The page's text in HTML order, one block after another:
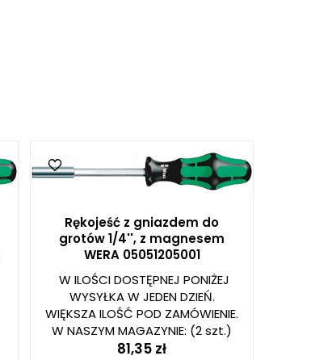
Rękojeść z gniazdem do
grotów 1/4'', z magnesem
WERA 05051205001
W ILOŚCI DOSTĘPNEJ PONIŻEJ
WYSYŁKA W JEDEN DZIEŃ.
WIĘKSZA ILOŚĆ POD ZAMÓWIENIE.
W NASZYM MAGAZYNIE: (2 szt.)
81,35 zł